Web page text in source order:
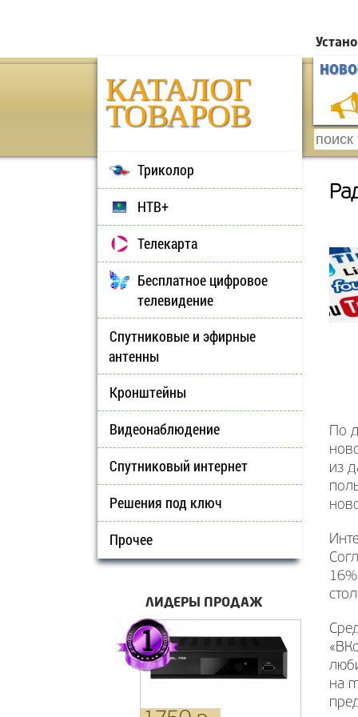
КАТАЛОГ
ТОВАРОВ
Триколор
НТВ+
Телекарта
Бесплатное цифровое
телевидение
Спутниковые и эфирные
антенны
Кронштейны
Видеонаблюдение
Спутниковый интернет
Решения под ключ
Прочее
ЛИДЕРЫ ПРОДАЖ
По
из
на